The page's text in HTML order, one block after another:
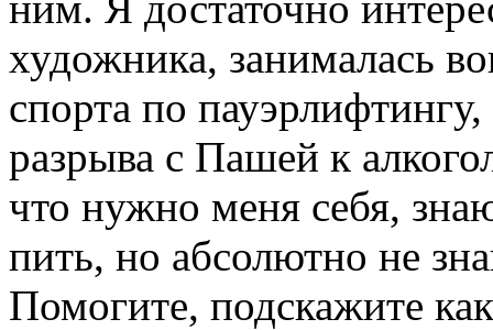
художника, занималась
спорта по
разрыва с Пашей к
что нужно меня себя,
пить, но абсолютно не
Помогите, подскажите